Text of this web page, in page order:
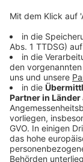
Randalierer in
Anzeige